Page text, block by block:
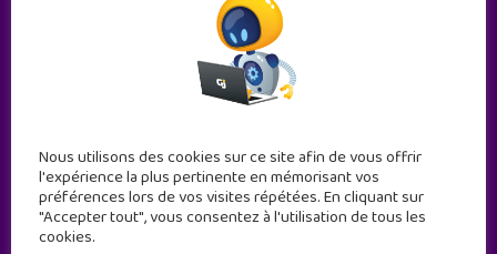
Nous utilisons des cookies sur ce site afin de vous offrir
l'expérience la plus pertinente en mémorisant vos
préférences lors de vos visites répétées. En cliquant sur
"Accepter tout", vous consentez à l'utilisation de tous les
cookies.